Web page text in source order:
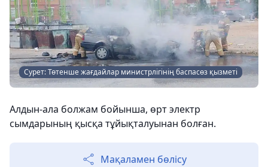
Сурет: Төтенше жағдайлар министрлігінің баспасөз қызметі
Алдын-ала болжам бойынша, өрт электр
сымдарының қысқа тұйықталуынан болған.
Мақаламен бөлісу